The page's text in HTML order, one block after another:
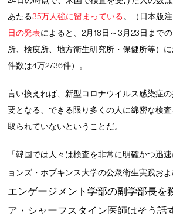
あたる35万人強に留まっている。（日本版注
日の発表によると、2月18日～3月23日まで
所、検疫所、地方衛生研究所・保健所等）
件数は4万2736件）。
言い換えれば、新型コロナウイルス感染症
要となる、できる限り多くの人に綿密な検
取られていないということだ。
「韓国では人々は検査を非常に明確かつ迅
ョンズ・ホプキンス大学の公衆衛生実践お
エンゲージメント学部の副学部長を
ア・シャーフスタイン医師はそう話